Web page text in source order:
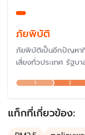
ประชาคมโลก
ภัยพิบัติ
ภัยพิบัติเป็นอีกปัญหา
เสี่ยงทั่วประเทศ รัฐบ
เปลี่ยนแปลงสภาพภูมิ
ในการรับมือกับภัยธร
การบริหารจัดการน้ำ
1 2
แท็กที่เกี่ยวข้อง: